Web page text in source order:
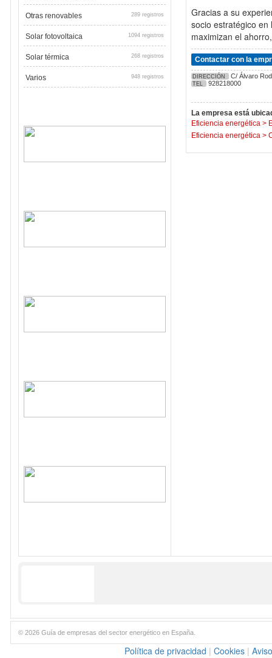
Otras renovables 289 registros
Solar fotovoltaica 1094 registros
Solar térmica 268 registros
Varios 948 registros
Gracias a su
socio estratégico
maximizan el
Contactar con la
DIRECCIÓN C/ Álvaro
TEL 928218000
La empresa está
Eficiencia energética >
Eficiencia energética >
© 2026 Guía de empresas del sector energético en España.
Política de privacidad | Cookies |